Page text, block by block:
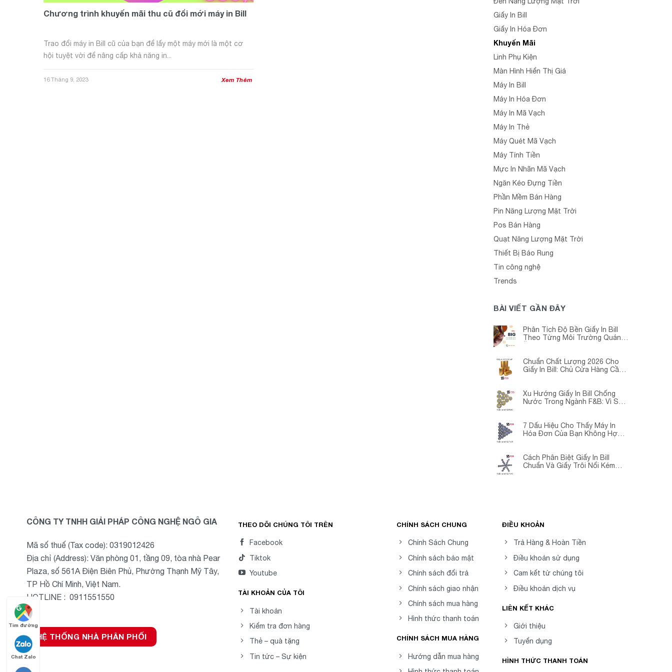
Chương trình khuyến mãi thu cũ đổi mới máy in Bill
16 Tháng 9, 2023
Trao đổi máy in Bill cũ của bạn để lấy một máy mới là một cơ
hội tuyệt vời để nâng cấp khả năng in...
Xem Thêm
Giấy In Bill
Giấy In Hóa Đơn
Khuyến Mãi
Linh Phụ Kiện
Màn Hình Hiển Thị Giá
Máy In Bill
Máy In Hóa Đơn
Máy In Mã Vạch
Máy In Thẻ
Máy Quét Mã Vạch
Máy Tính Tiền
Mực In Nhãn Mã Vạch
Ngăn Kéo Đựng Tiền
Phần Mềm Bán Hàng
Pin Năng Lượng Mặt Trời
Pos Bán Hàng
Quạt Năng Lượng Mặt Trời
Thiết Bị Báo Rung
Tin công nghệ
Trends
BÀI VIẾT GẦN ĐÂY
Phân Tích Độ Bền Giấy In Bill
Theo Từng Môi Trường Quán
Chuẩn Chất Lượng 2026 Cho
Giấy In Bill: Chủ Cửa Hàng Cần
Xu Hướng Giấy In Bill Chống
Nước Trong Ngành F&B: Vì Sao
7 Dấu Hiệu Cho Thấy Máy In
Hóa Đơn Của Bạn Không Hợp
Cách Phân Biệt Giấy In Bill
Chuẩn Và Giấy Trôi Nổi Kém
CÔNG TY TNHH GIẢI PHÁP CÔNG NGHỆ NGÔ GIA
Mã số thuế (Tax code): 0319012426
Địa chỉ (Address): Văn phòng 01, tầng 09, tòa nhà Pear
Plaza, số 561A Điện Biên Phủ, Phường Thạnh Mỹ Tây,
TP Hồ Chí Minh, Việt Nam.
HOTLINE : 0911551550
HỆ THỐNG NHÀ PHÂN PHỐI
THEO DÕI CHÚNG TÔI TRÊN
Facebook
Tiktok
Youtube
TÀI KHOẢN CỦA TÔI
Tài khoản
Kiểm tra đơn hàng
Thẻ – quà tặng
Tin tức – Sự kiện
CHÍNH SÁCH CHUNG
Chính Sách Chung
Chính sách bảo mật
Chính sách đổi trả
Chính sách giao nhận
Chính sách mua hàng
Hình thức thanh toán
CHÍNH SÁCH MUA HÀNG
Hướng dẫn mua hàng
ĐIỀU KHOẢN
Trả Hàng & Hoàn Tiền
Điều khoản sử dụng
Cam kết từ chúng tôi
Điều khoản dịch vụ
LIÊN KẾT KHÁC
Giới thiệu
Tuyển dụng
HÌNH THỨC THANH TOÁN
Tìm đường
Chat Zalo